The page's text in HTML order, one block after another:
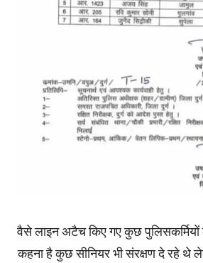
वैसे लाइन अटैच किए गए कुछ पुलिसकर्मियों
कहना है कुछ सीनियर भी संरक्षण दे रहे थे